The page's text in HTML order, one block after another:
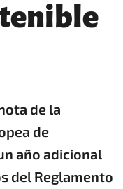
de la
de
año adicional
del Reglamento